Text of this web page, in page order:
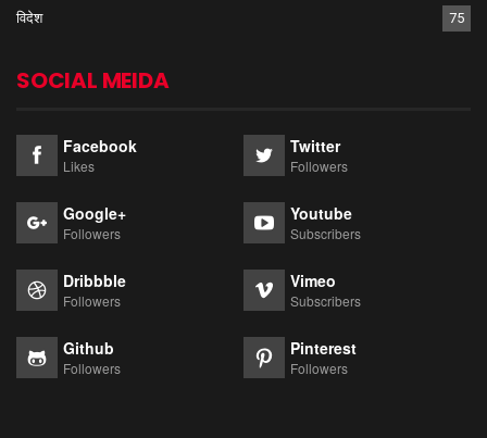
विदेश 75
SOCIAL MEIDA
Facebook
Likes
Twitter
Followers
Google+
Followers
Youtube
Subscribers
Dribbble
Followers
Vimeo
Subscribers
Github
Followers
Pinterest
Followers